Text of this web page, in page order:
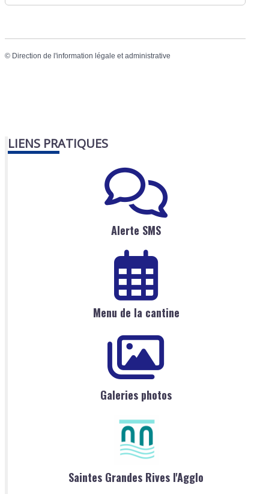
© Direction de l'information légale et administrative
LIENS PRATIQUES
Alerte SMS
Menu de la cantine
Galeries photos
Saintes Grandes Rives l'Agglo